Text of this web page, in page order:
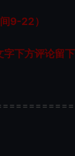
9-22）
下方评论留下